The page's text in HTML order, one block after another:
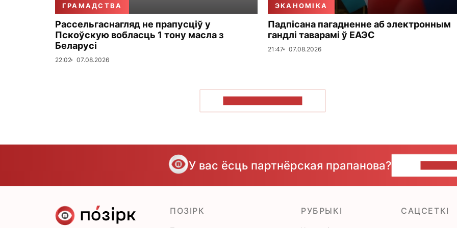
ГРАМАДСТВА
Рассельгаснагляд не прапусціў у
Пскоўскую вобласць 1 тону масла з
Беларусі
22:02 07.08.2026
ЭКАНОМІКА
Падпісана пагадненне аб электронным
гандлі таварамі ў ЕАЭС
21:47 07.08.2026
У вас ёсць партнёрская прапанова?
ПОЗІРК РУБРЫКІ САЦСЕТКІ